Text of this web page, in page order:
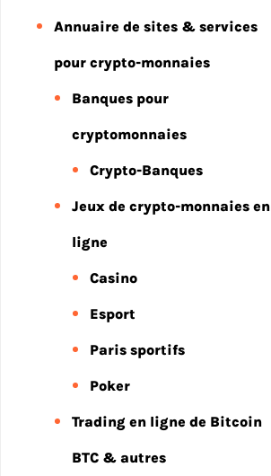
Annuaire de sites & services
pour crypto-monnaies
Banques pour
cryptomonnaies
Crypto-Banques
Jeux de crypto-monnaies en
ligne
Casino
Esport
Paris sportifs
Poker
Trading en ligne de Bitcoin
BTC & autres